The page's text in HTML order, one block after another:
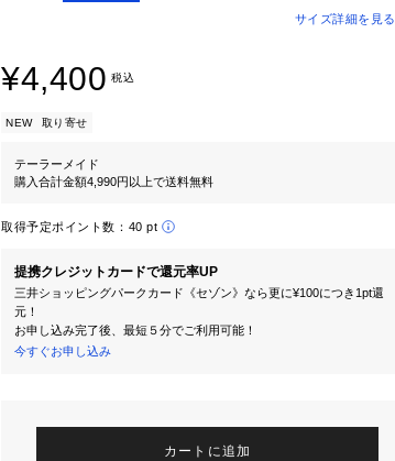
サイズ詳細を見る
¥4,400 税込
NEW 取り寄せ
テーラーメイド
購入合計金額4,990円以上で送料無料
取得予定ポイント数： 40 pt
提携クレジットカードで還元率UP
三井ショッピングパークカード《セゾン》なら更に¥100につき1pt還
元！
お申し込み完了後、最短５分でご利用可能！
今すぐお申し込み
カートに追加